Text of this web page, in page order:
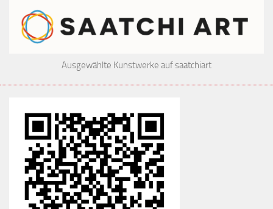
Ausgewählte Kunstwerke auf saatchiart